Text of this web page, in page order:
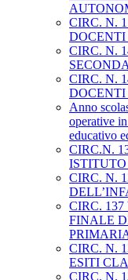
CIRC. N.
DOCENTI
CIRC. N.
CIRC. N.
DOCENTI
Anno
operative
educativo
CIRC.N.
CIRC. N.
CIRC.
FINALE
CIRC. N.
ESITI
CIRC. N.